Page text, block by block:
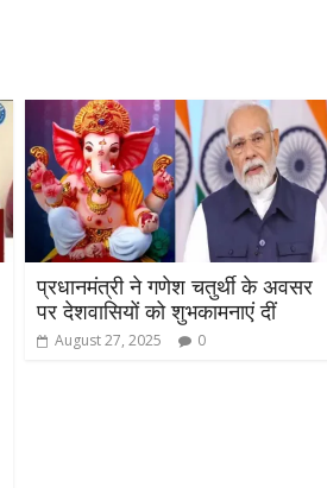
प्रधानमंत्री ने गणेश चतुर्थी के अवसर
पर देशवासियों को शुभकामनाएं दीं
August 27, 2025 0